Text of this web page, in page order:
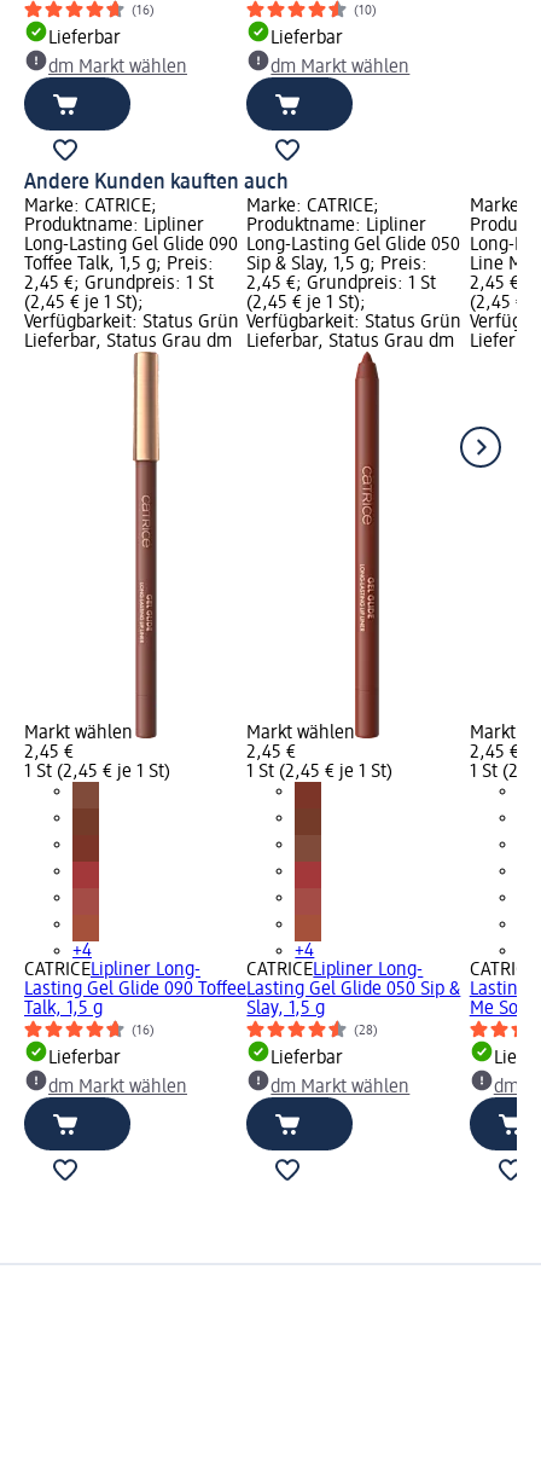
(16)
Lieferbar
dm Markt wählen
(10)
Lieferbar
dm Markt wählen
Andere Kunden kauften auch
Marke: CATRICE;
Produktname: Lipliner
Long-Lasting Gel Glide 090
Toffee Talk, 1,5 g; Preis:
2,45 €; Grundpreis: 1 St
(2,45 € je 1 St);
Verfügbarkeit: Status Grün
Lieferbar, Status Grau dm
Markt wählen
2,45 €
1 St (2,45 € je 1 St)
+4
CATRICELipliner Long-
Lasting Gel Glide 090 Toffee
Talk, 1,5 g
(16)
Lieferbar
dm Markt wählen
Marke: CATRICE;
Produktname: Lipliner
Long-Lasting Gel Glide 050
Sip & Slay, 1,5 g; Preis:
2,45 €; Grundpreis: 1 St
(2,45 € je 1 St);
Verfügbarkeit: Status Grün
Lieferbar, Status Grau dm
Markt wählen
2,45 €
1 St (2,45 € je 1 St)
+4
CATRICELipliner Long-
Lasting Gel Glide 050 Sip &
Slay, 1,5 g
(28)
Lieferbar
dm Markt wählen
Marke:
Long-
Line Me
2,45 €;
(2,45 €
Markt
2,45 €
1 St
CATRICE
Lasting
Me
dm